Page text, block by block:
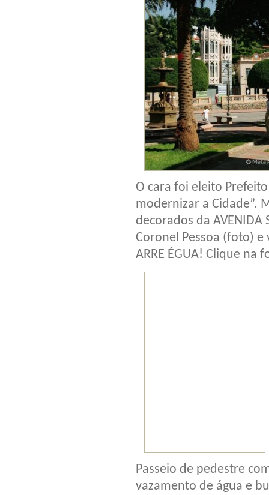
O cara foi eleito Prefeito
modernizar a Cidade”.
decorados da AVENIDA
Coronel Pessoa (foto) e
ARRE ÉGUA! Clique na
Passeio de pedestre
vazamento de água e